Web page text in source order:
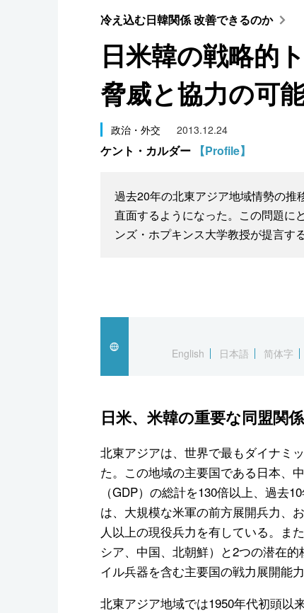
冷え込む日韓関係 改善できるのか
日米韓の戦略的
脅威と協力の可
政治・外交 2013.12.24
ケント・カルダー 【Profile】
過去20年の北東アジア地域情勢の推
直面するようになった。この問題に
ンズ・ホプキンス大学教授が提言する
English
日本語 简体字
日米、米韓の重要な同盟関係
北東アジアは、世界で最もダイナミ
た。この地域の主要国である日本、
（GDP）の総計を130倍以上、過去
は、大規模な米軍の前方展開兵力、
人以上の現役兵力を有している。ま
シア、中国、北朝鮮）と2つの潜在
イル兵器を含む主要国の戦力展開能
北東アジア地域では1950年代初頭以